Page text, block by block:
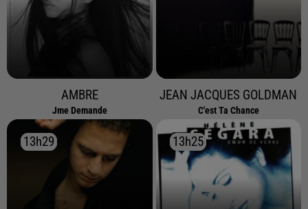
AMBRE
Jme Demande
JEAN JACQUES GOLDMAN
C'est Ta Chance
13h29
13h29 13h25
13h25